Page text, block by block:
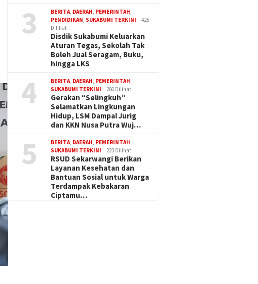
3 BERITA, DAERAH, PEMERINTAH,
PENDIDIKAN, SUKABUMI TERKINI
425
Dilihat
Disdik Sukabumi Keluarkan
Aturan Tegas, Sekolah Tak
Boleh Jual Seragam, Buku,
hingga LKS
4 BERITA, DAERAH, PEMERINTAH,
SUKABUMI TERKINI
266 Dilihat
Gerakan “Selingkuh”
Selamatkan Lingkungan
Hidup, LSM Dampal Jurig
dan KKN Nusa Putra Wuj…
5 BERITA, DAERAH, PEMERINTAH,
SUKABUMI TERKINI
223 Dilihat
RSUD Sekarwangi Berikan
Layanan Kesehatan dan
Bantuan Sosial untuk Warga
Terdampak Kebakaran
Ciptamu…